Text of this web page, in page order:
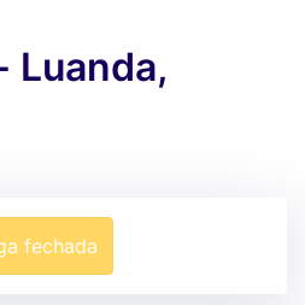
Luanda,
fechada